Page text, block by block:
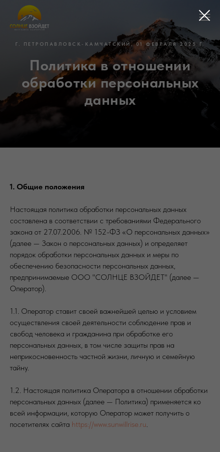
Г. ПЕТРОПАВЛОВСК-КАМЧАТСКИЙ, 01 ФЕВРАЛЯ 2025 Г.
Политика в отношении
обработки персональных
данных
1. Общие положения
Настоящая политика обработки персональных данных
составлена в соответствии с требованиями Федерального
закона от 27.07.2006. № 152-ФЗ «О персональных данных»
(далее — Закон о персональных данных) и определяет
порядок обработки персональных данных и меры по
обеспечению безопасности персональных данных,
предпринимаемые ООО "СОЛНЦЕ ВЗОЙДЕТ" (далее —
Оператор).
1.1. Оператор ставит своей важнейшей целью и условием
осуществления своей деятельности соблюдение прав и
свобод человека и гражданина при обработке его
персональных данных, в том числе защиты прав на
неприкосновенность частной жизни, личную и семейную
тайну.
1.2. Настоящая политика Оператора в отношении обработки
персональных данных (далее — Политика) применяется ко
всей информации, которую Оператор может получить о
посетителях сайта https://www.sunwillrise.ru.